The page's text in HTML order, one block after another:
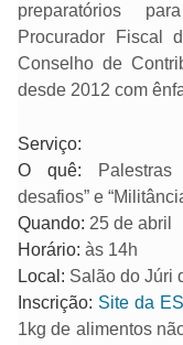
preparatórios
Procurador Fiscal
Conselho de
desde 2012 com
Serviço:
O quê: Palestras
desafios” e
Quando: 25 de abril
Horário: às 14h
Local: Salão do Júri
Inscrição: Site da
1kg de alimentos